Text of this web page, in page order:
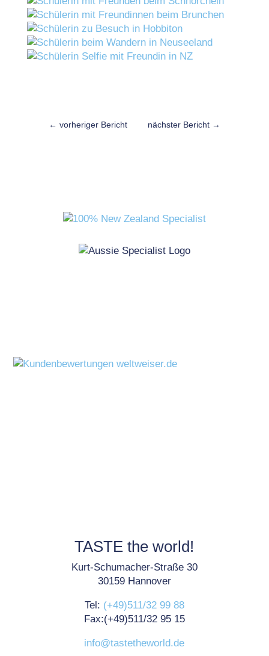
← vorheriger Bericht nächster Bericht →
TASTE the world!
Kurt-Schumacher-Straße 30
30159 Hannover
Tel: (+49)511/32 99 88
Fax:(+49)511/32 95 15
info@tastetheworld.de